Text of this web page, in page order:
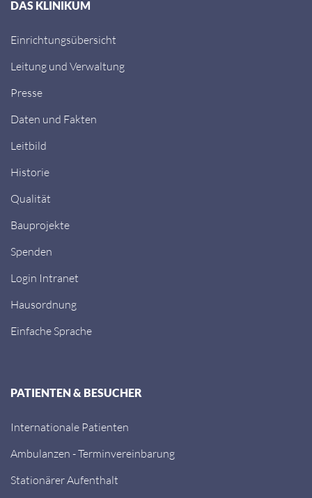
DAS KLINIKUM
Einrichtungsübersicht
Leitung und Verwaltung
Presse
Daten und Fakten
Leitbild
Historie
Qualität
Bauprojekte
Spenden
Login Intranet
Hausordnung
Einfache Sprache
PATIENTEN & BESUCHER
Internationale Patienten
Ambulanzen - Terminvereinbarung
Stationärer Aufenthalt